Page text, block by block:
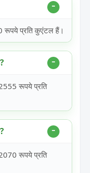
रूपये प्रति कुएंटल हैं।
रूपये प्रति
रूपये प्रति